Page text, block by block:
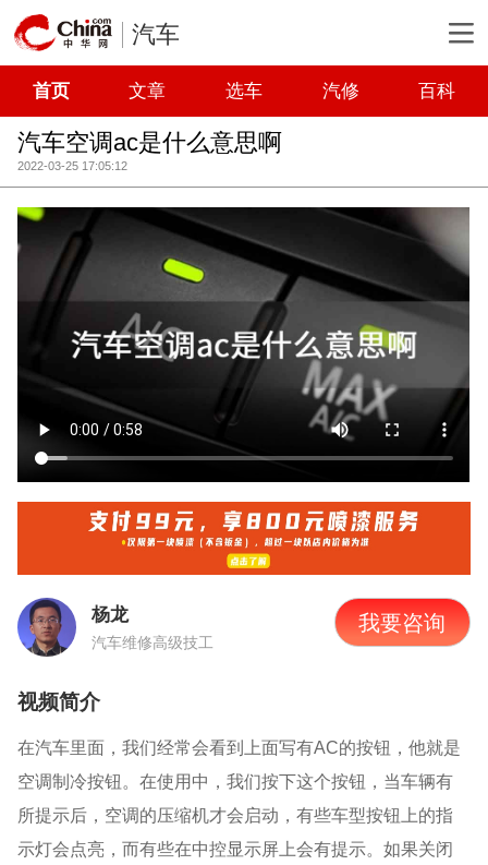
汽车
首页 文章 选车 汽修 百科
汽车空调ac是什么意思啊
2022-03-25 17:05:12
杨龙
汽车维修高级技工
我要咨询
视频简介
在汽车里面，我们经常会看到上面写有AC的按钮，他就是
空调制冷按钮。在使用中，我们按下这个按钮，当车辆有
所提示后，空调的压缩机才会启动，有些车型按钮上的指
示灯会点亮，而有些在中控显示屏上会有提示。如果关闭